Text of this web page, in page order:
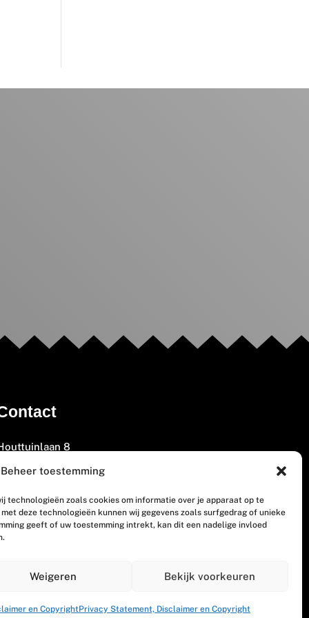
Beheer toestemming
technologieën zoals cookies om informatie over je apparaat op te
deze technologieën kunnen wij gegevens zoals surfgedrag of unieke
geeft of uw toestemming intrekt, kan dit een nadelige invloed
Weigeren Bekijk voorkeuren
en CopyrightPrivacy Statement, Disclaimer en Copyright
8
GM Woerden
405 200
disclaimer en copyright